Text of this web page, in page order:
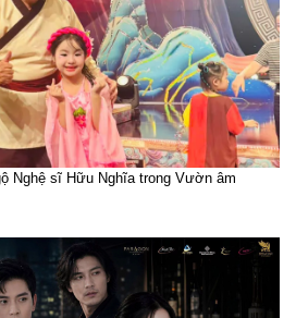
Nghệ sĩ Hữu Nghĩa trong Vườn âm